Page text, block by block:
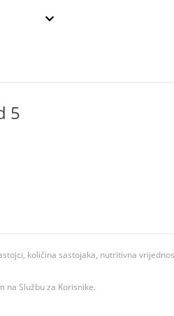
5
količina sastojaka, nutritivna
na Službu za Korisnike.